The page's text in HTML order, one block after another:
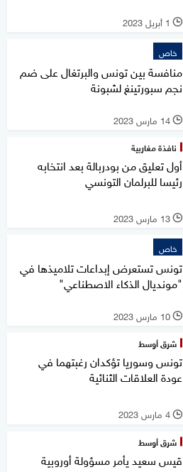
l 1 أبريل 2023
خاص
منافسة بين تونس والبرتغال على ضم
نجم سبورتينغ لشبونة
l 14 مارس 2023
نافذة مغاربية
أول تعليق من بودربالة بعد انتخابه
رئيسا للبرلمان التونسي
l 13 مارس 2023
خاص
تونس تستعرض إبداعات تلاميذها في
"مونديال الذكاء الاصطناعي"
l 10 مارس 2023
شرق أوسط
تونس وسوريا تؤكدان رغبتهما في
عودة العلاقات الثنائية
l 4 مارس 2023
شرق أوسط
قيس سعيد يأمر مسؤولة أوروبية